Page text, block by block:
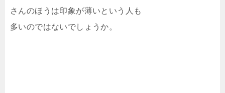
さんのほうは印象が薄いという人も
多いのではないでしょうか。